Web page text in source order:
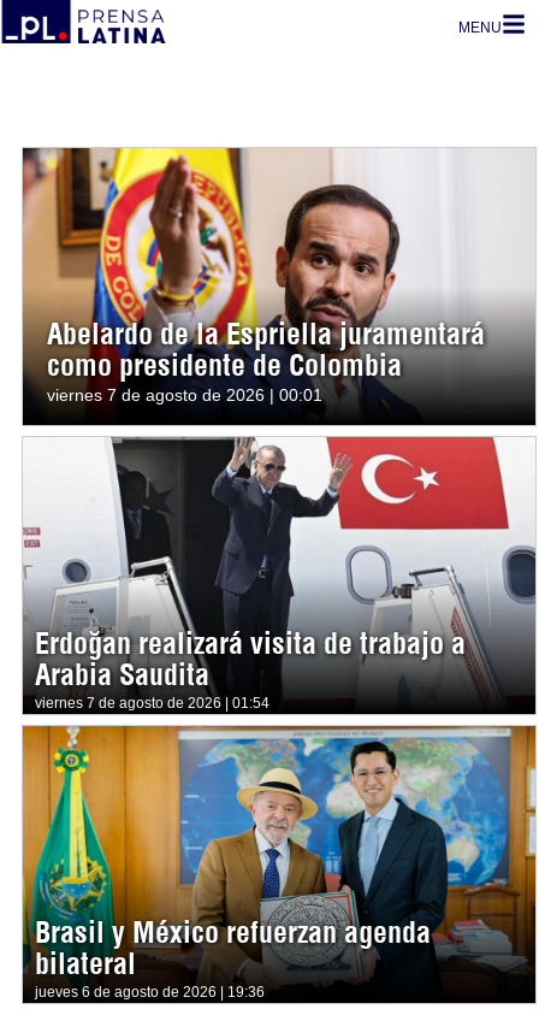
MENU
Abelardo de la Espriella juramentará
como presidente de Colombia
viernes 7 de agosto de 2026 | 00:01
Erdoğan realizará visita de trabajo a
Arabia Saudita
viernes 7 de agosto de 2026 | 01:54
Brasil y México refuerzan agenda
bilateral
jueves 6 de agosto de 2026 | 19:36